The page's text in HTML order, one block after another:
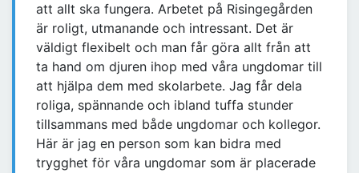
att allt ska fungera. Arbetet på Risingegården
är roligt, utmanande och intressant. Det är
väldigt flexibelt och man får göra allt från att
ta hand om djuren ihop med våra ungdomar till
att hjälpa dem med skolarbete. Jag får dela
roliga, spännande och ibland tuffa stunder
tillsammans med både ungdomar och kollegor.
Här är jag en person som kan bidra med
trygghet för våra ungdomar som är placerade